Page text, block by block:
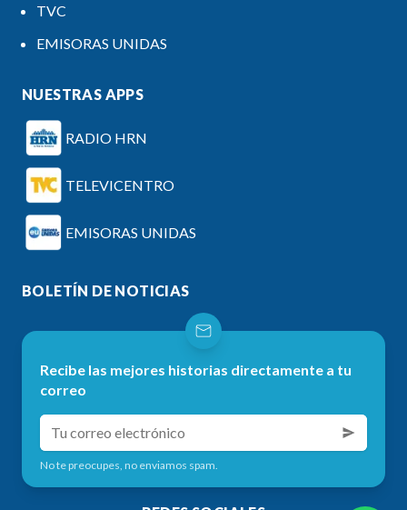
TVC
EMISORAS UNIDAS
NUESTRAS APPS
RADIO HRN
TELEVICENTRO
EMISORAS UNIDAS
BOLETÍN DE NOTICIAS
Recibe las mejores historias directamente a tu
correo
No te preocupes, no enviamos spam.